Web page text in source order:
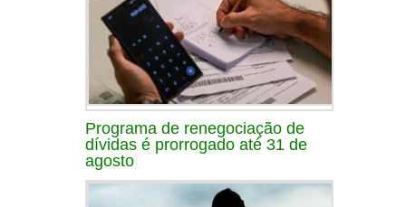
Programa de renegociação de
dívidas é prorrogado até 31 de
agosto